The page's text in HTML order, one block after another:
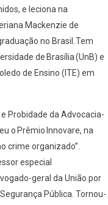
e leciona na
Mackenzie de
no Brasil. Tem
de Brasília (UnB) e
de Ensino (ITE) em
Probidade da Advocacia-
o Prêmio Innovare, na
crime organizado”.
especial
geral da União por
Pública. Tornou-